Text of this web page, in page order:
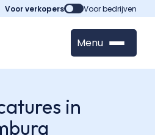
Voor verkopers Voor bedrijven
Menu
in